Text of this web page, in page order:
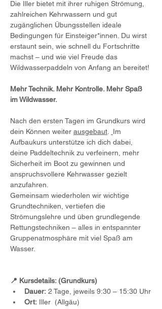
Die Iller bietet mit ihrer ruhigen Strömung,
zahlreichen Kehrwassern und gut
zugänglichen Übungsstellen ideale
Bedingungen für Einsteiger*innen. Du wirst
erstaunt sein, wie schnell du Fortschritte
machst – und wie viel Freude das
Wildwasserpaddeln von Anfang an bereitet!
Mehr Technik. Mehr Kontrolle. Mehr Spaß
im Wildwasser.
Nach den ersten Tagen im Grundkurs wird
dein Können weiter ausgebaut
Im
Aufbaukurs unterstütze ich dich dabei,
deine Paddeltechnik zu verfeinern, mehr
Sicherheit im Boot zu gewinnen und
anspruchsvollere Kehrwasser gezielt
anzufahren.
Gemeinsam wiederholen wir wichtige
Grundtechniken, vertiefen die
Strömungslehre und üben grundlegende
Rettungstechniken – alles in entspannter
Gruppenatmosphäre mit viel Spaß am
Wasser.
📍 Kursdetails: (Grundkurs)
Dauer: 2 Tage, jeweils 9:30 – 15:30 Uhr
Ort: Iller  (Allgäu)